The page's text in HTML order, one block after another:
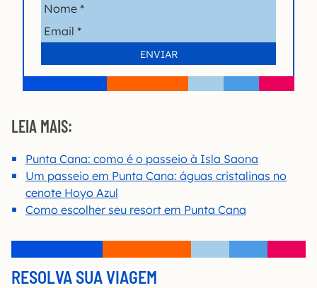
LEIA MAIS:
Punta Cana: como é o passeio à Isla Saona
Um passeio em Punta Cana: águas cristalinas no
cenote Hoyo Azul
Como escolher seu resort em Punta Cana
RESOLVA SUA VIAGEM